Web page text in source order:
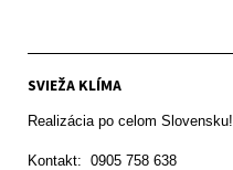
SVIEŽA KLÍMA
Realizácia po celom Slovensku!
Kontakt:  0905 758 638